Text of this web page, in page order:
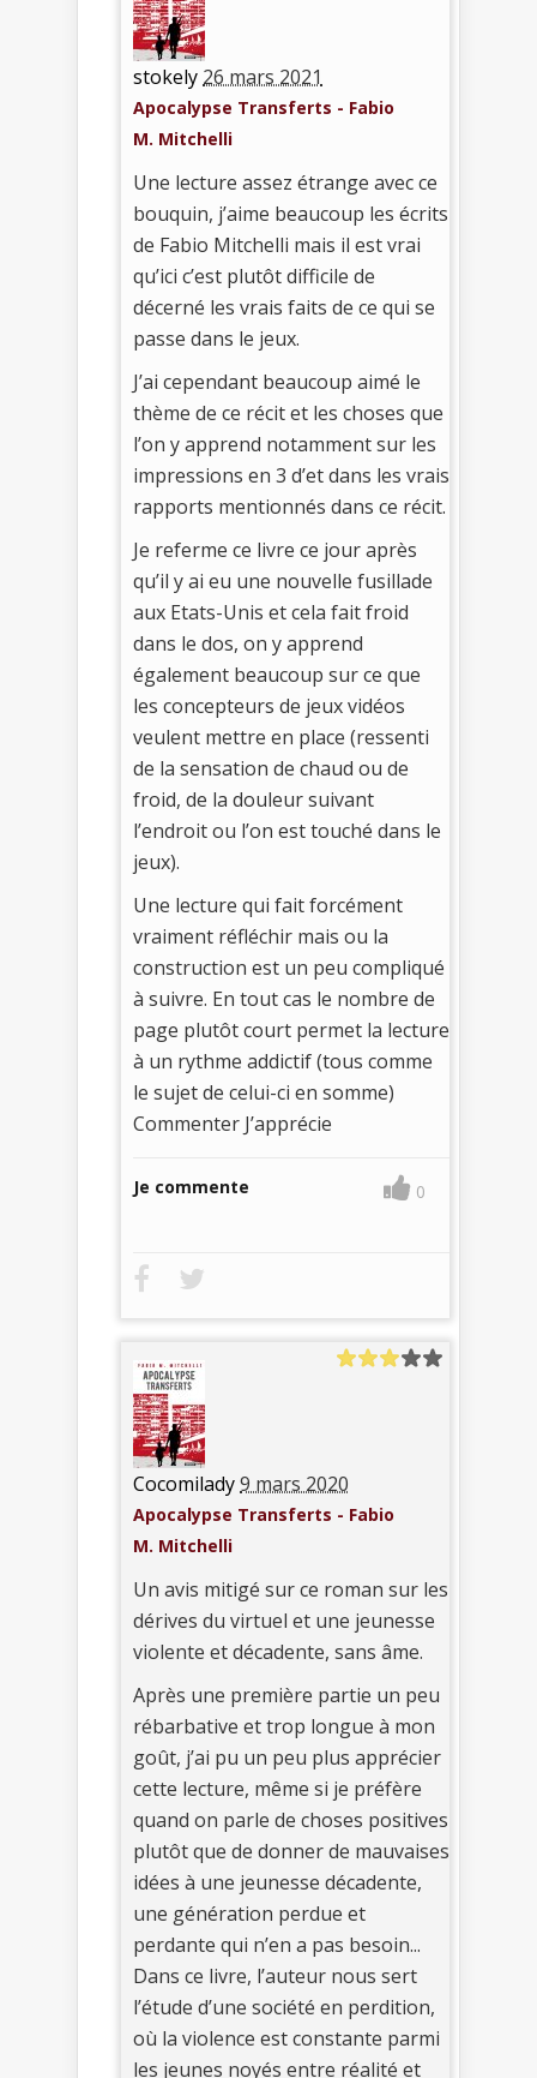
stokely 26 mars 2021
Apocalypse Transferts - Fabio
M. Mitchelli
Une lecture assez étrange avec ce
bouquin, j’aime beaucoup les écrits
de Fabio Mitchelli mais il est vrai
qu’ici c’est plutôt difficile de
décerné les vrais faits de ce qui se
passe dans le jeux.
J’ai cependant beaucoup aimé le
thème de ce récit et les choses que
l’on y apprend notamment sur les
impressions en 3 d’et dans les vrais
rapports mentionnés dans ce récit.
Je referme ce livre ce jour après
qu’il y ai eu une nouvelle fusillade
aux Etats-Unis et cela fait froid
dans le dos, on y apprend
également beaucoup sur ce que
les concepteurs de jeux vidéos
veulent mettre en place (ressenti
de la sensation de chaud ou de
froid, de la douleur suivant
l’endroit ou l’on est touché dans le
jeux).
Une lecture qui fait forcément
vraiment réfléchir mais ou la
construction est un peu compliqué
à suivre. En tout cas le nombre de
page plutôt court permet la lecture
à un rythme addictif (tous comme
le sujet de celui-ci en somme)
Commenter J’apprécie
Je commente 0
Cocomilady9 mars 2020
Apocalypse Transferts - Fabio
M. Mitchelli
Un avis mitigé sur ce roman sur les
dérives du virtuel et une jeunesse
violente et décadente, sans âme.
Après une première partie un peu
rébarbative et trop longue à mon
goût, j’ai pu un peu plus apprécier
cette lecture, même si je préfère
quand on parle de choses positives
plutôt que de donner de mauvaises
idées à une jeunesse décadente,
une génération perdue et
perdante qui n’en a pas besoin...
Dans ce livre, l’auteur nous sert
l’étude d’une société en perdition,
où la violence est constante parmi
les jeunes noyés entre réalité et